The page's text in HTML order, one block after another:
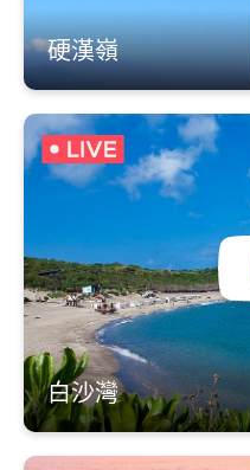
硬漢嶺
白沙灣